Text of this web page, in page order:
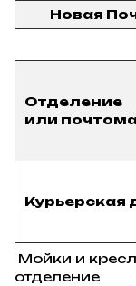
Новая
Отделение
или
Курьерская
Мойки и
отделение